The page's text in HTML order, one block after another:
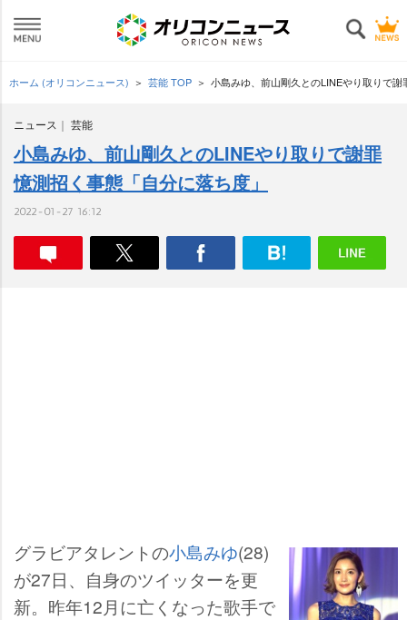
ホーム (オリコンニュース) 芸能 TOP 小島みゆ、前山剛久とのLINEやり取りで
ニュース 芸能
小島みゆ、前山剛久とのLINEやり取りで謝罪
憶測招く事態「自分に落ち度」
2022-01-27 16:12
グラビアタレントの小島みゆ(28)
が27日、自身のツイッターを更
新。昨年12月に亡くなった歌手で